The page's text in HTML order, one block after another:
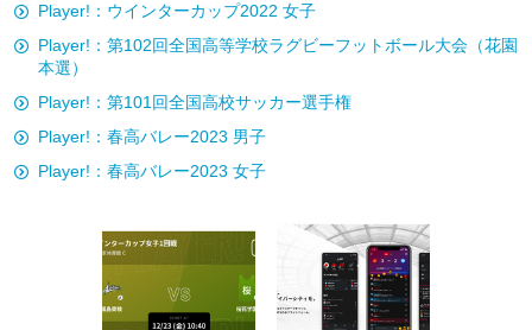
Player!：ウインターカップ2022 女子
Player!：第102回全国高等学校ラグビーフットボール大会（花園
本選）
Player!：第101回全国高校サッカー選手権
Player!：春高バレー2023 男子
Player!：春高バレー2023 女子